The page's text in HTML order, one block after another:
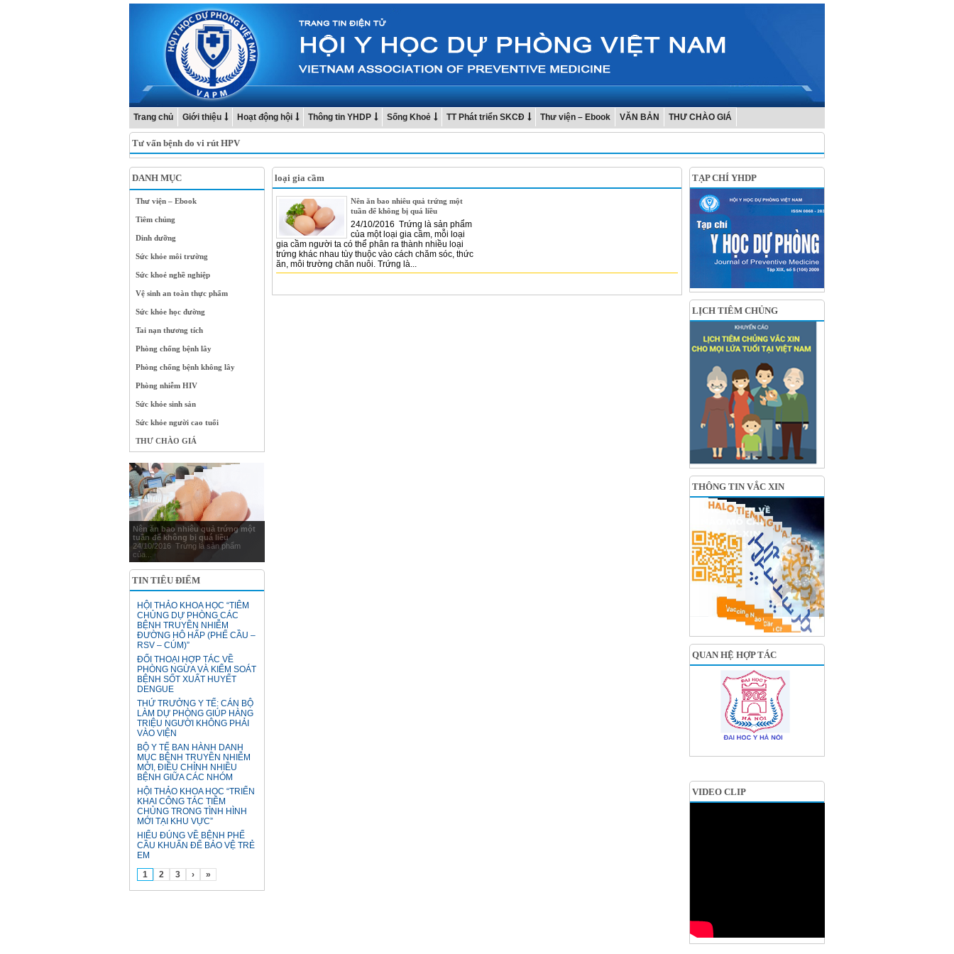
Trang chủ Giới thiệu Hoạt động hội Thông tin YHDP Sống Khoẻ TT Phát triển SKCĐ Thư viện – Ebook VĂN BẢN THƯ CHÀO GIÁ
Tư vấn bệnh do vi rút HPV
DANH MỤC
Thư viện – Ebook
Tiêm chủng
Dinh dưỡng
Sức khỏe môi trường
Sức khoẻ nghề nghiệp
Vệ sinh an toàn thực phẩm
Sức khỏe học đường
Tai nạn thương tích
Phòng chống bệnh lây
Phòng chống bệnh không lây
Phòng nhiễm HIV
Sức khỏe sinh sản
Sức khỏe người cao tuổi
THƯ CHÀO GIÁ
Nên ăn bao nhiêu quả trứng một
tuần để không bị quá liều
24/10/2016 Trứng là sản phẩm
của...
TIN TIÊU ĐIỂM
HỘI THẢO KHOA HỌC “TIÊM
CHỦNG DỰ PHÒNG CÁC
BỆNH TRUYỀN NHIỄM
ĐƯỜNG HÔ HẤP (PHẾ CẦU –
RSV – CÚM)”
ĐỐI THOẠI HỢP TÁC VỀ
PHÒNG NGỪA VÀ KIỂM SOÁT
BỆNH SỐT XUẤT HUYẾT
DENGUE
THỨ TRƯỞNG Y TẾ: CÁN BỘ
LÀM DỰ PHÒNG GIÚP HÀNG
TRIỆU NGƯỜI KHÔNG PHẢI
VÀO VIỆN
BỘ Y TẾ BAN HÀNH DANH
MỤC BỆNH TRUYỀN NHIỄM
MỚI, ĐIỀU CHỈNH NHIỀU
BỆNH GIỮA CÁC NHÓM
HỘI THẢO KHOA HỌC “TRIỂN
KHAI CÔNG TÁC TIÊM
CHỦNG TRONG TÌNH HÌNH
MỚI TẠI KHU VỰC”
HIỂU ĐÚNG VỀ BỆNH PHẾ
CẦU KHUẨN ĐỂ BẢO VỆ TRẺ
EM
1
2 3 › »
loại gia cầm
Nên ăn bao nhiêu quả trứng một
tuần để không bị quá liều
24/10/2016 Trứng là sản phẩm
của một loại gia cầm, mỗi loại
gia cầm người ta có thể phân ra thành nhiều loại
trứng khác nhau tùy thuộc vào cách chăm sóc, thức
ăn, môi trường chăn nuôi. Trứng là...
TẠP CHÍ YHDP
LỊCH TIÊM CHỦNG
THÔNG TIN VẮC XIN
QUAN HỆ HỢP TÁC
VIDEO CLIP